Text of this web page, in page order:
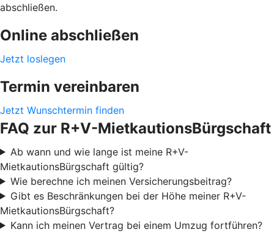
abschließen.
Online abschließen
Jetzt loslegen
Termin vereinbaren
Jetzt Wunschtermin finden
FAQ zur R+V-MietkautionsBürgschaft
Ab wann und wie lange ist meine R+V-
MietkautionsBürgschaft gültig?
Wie berechne ich meinen Versicherungsbeitrag?
Gibt es Beschränkungen bei der Höhe meiner R+V-
MietkautionsBürgschaft?
Kann ich meinen Vertrag bei einem Umzug fortführen?